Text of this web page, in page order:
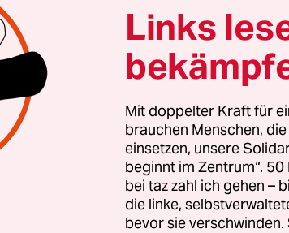
Andreas Rüttenauer
vollbracht. Paris Saint-Germain
die
Champions League
Team Inter Mailand vom Platz. So
noch nicht gesehen. Mit einer fast
einem Pressing, das der völlig
aus Italien die Luft genommen hat,
einem perfekten Matchplan
Links
Mit doppelter Kraft für
brauchen Menschen,
einsetzen, unsere
beginnt im Zentrum“.
bei taz zahl ich gehen –
die linke,
bevor sie verschwinden.